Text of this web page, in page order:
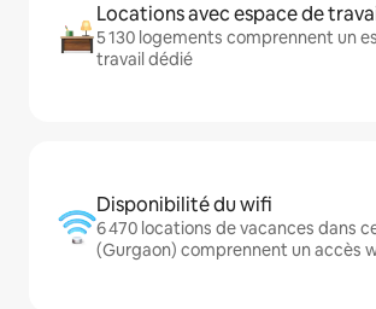
Locations avec espace de
5 130 logements comprennent un
travail dédié
Disponibilité du wifi
6 470 locations de vacances dans
(Gurgaon) comprennent un accès